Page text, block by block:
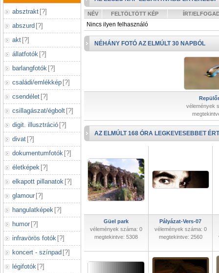
absztrakt [?]
abszurd [?]
akt [?]
állatfotók [?]
barlangfotók [?]
családi/emlékkép [?]
csendélet [?]
csillagászat/égbolt [?]
digit. illusztráció [?]
divat [?]
dokumentumfotók [?]
életképek [?]
elkapott pillanatok [?]
glamour [?]
hangulatképek [?]
humor [?]
infravörös fotók [?]
koncert - színpad [?]
légifotók [?]
NÉV FELTÖLTÖTT KÉP ÍRT/
Nincs ilyen felhasználó
NÉHÁNY FOTÓ AZ ELMÚLT 30 NAPBÓL
vélemények
AZ ELMÚLT 168 ÓRA LEGKEVESEBBET
Güel park
vélemények száma: 0
megtekintve: 5308
Pályázat-Vers-07
vélemények száma: 0
megtekintve: 2560